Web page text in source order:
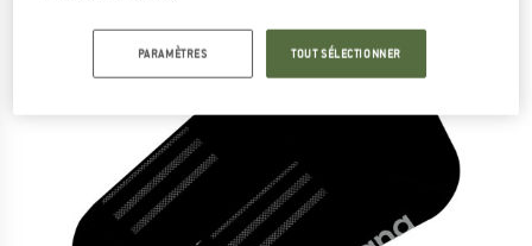
PARAMÈTRES TOUT SÉLECTIONNER